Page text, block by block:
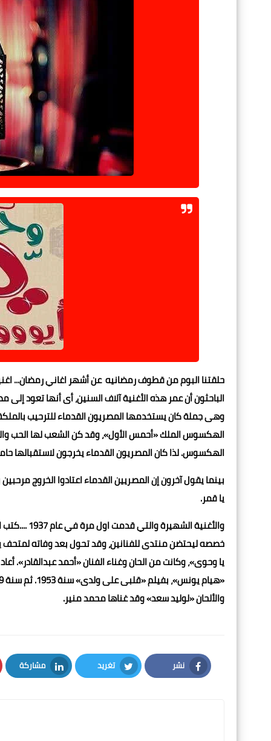
حلقتنا البوم من قطوف رمضانيه عن أشهر اغاني رمضان...
الباحثون أن عمر هذه الأغنية آلاف السنين، أى أنها تعود
وهى جملة كان يستخدمها المصريون القدماء للترحيب
الهكسوس الملك «أحمس الأول»، وقد كن الشعب لها الحب
الهكسوس. لذا كان المصريون القدماء يخرجون لاستقبالها
بينما يقول آخرون إن المصريين القدماء اعتادوا الخروج
يا قمر.
والأغنية
خصصه ليحتضن منتدى للفنانين، وقد تحول بعد وفاته
يا وحوى»، وكانت من الحان وغناء الفنان «أحمد عبدالقادر».
والألحان «لوليد سعد» وقد غناها محمد منير.
نشر
Facebook
تغريد
Twitter
مشاركة
LinkedIn